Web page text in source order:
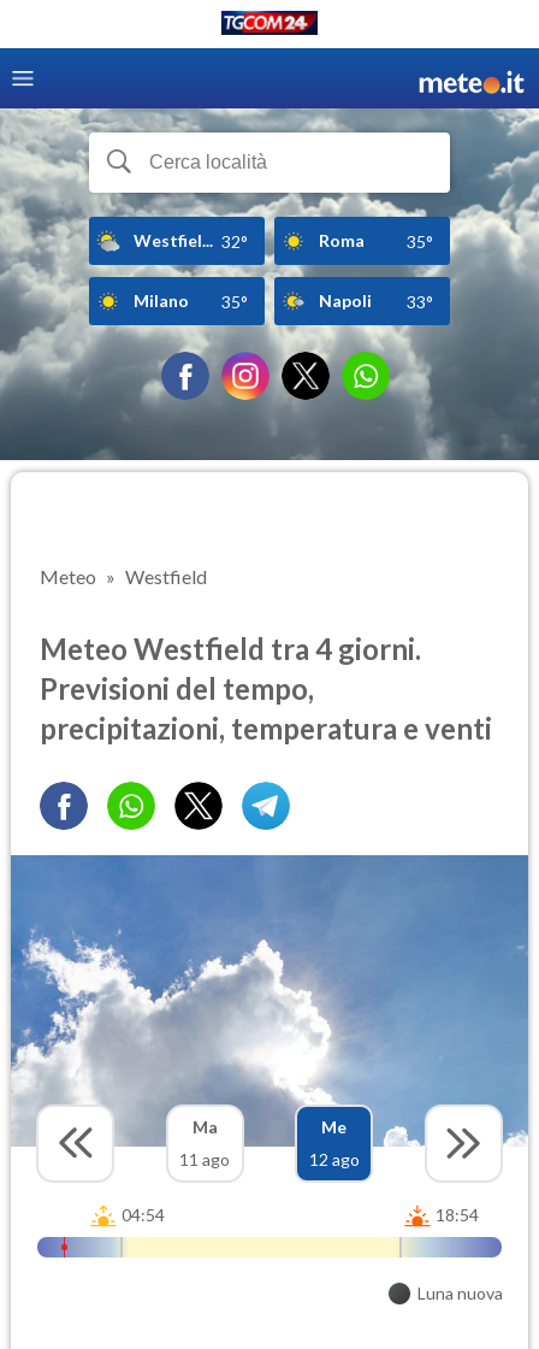
Westfiel... 32° Roma 35°
Milano 35° Napoli 33°
Meteo Westfield
Meteo Westfield tra 4 giorni.
Previsioni del tempo,
precipitazioni, temperatura e venti
Ma
11 ago
Me
12 ago
04:54 18:54
Luna nuova